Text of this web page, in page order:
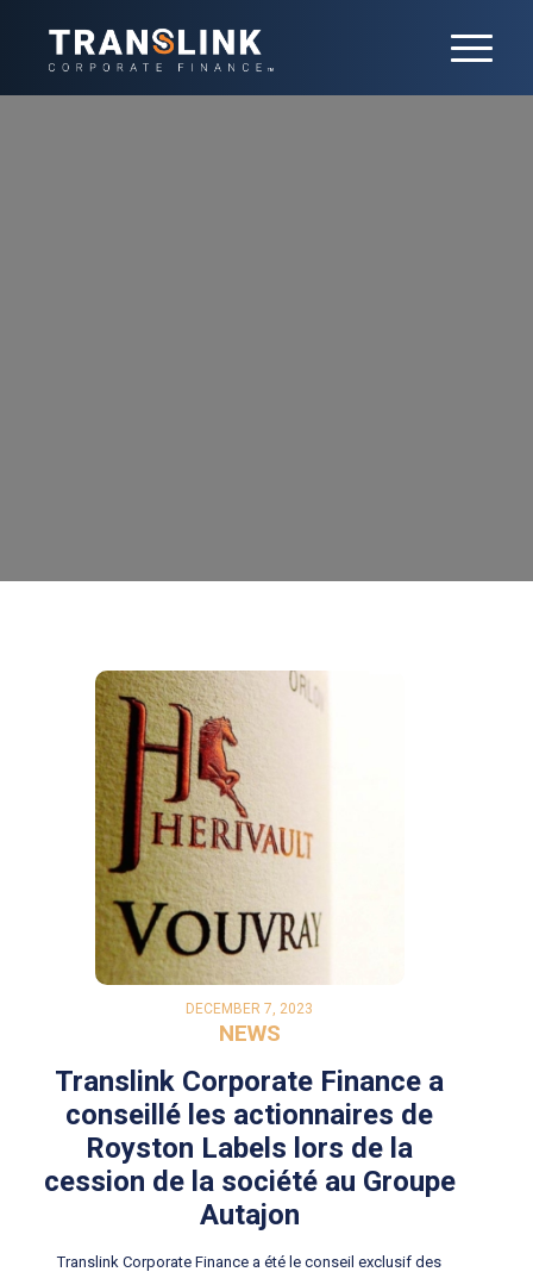
DECEMBER 7, 2023
NEWS
Translink Corporate Finance a
conseillé les actionnaires de
Royston Labels lors de la
cession de la société au Groupe
Autajon
Translink Corporate Finance a été le conseil exclusif des